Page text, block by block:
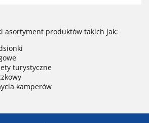
asortyment produktów takich jak:
turystyczne
kamperów